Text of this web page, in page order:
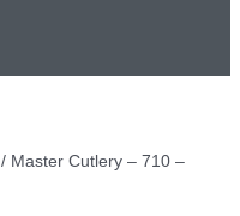
/ Master Cutlery – 710 –